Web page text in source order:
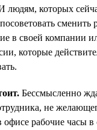
которых
сменить
в своей компании
которые
Бессмысленно
не
рабочие часы